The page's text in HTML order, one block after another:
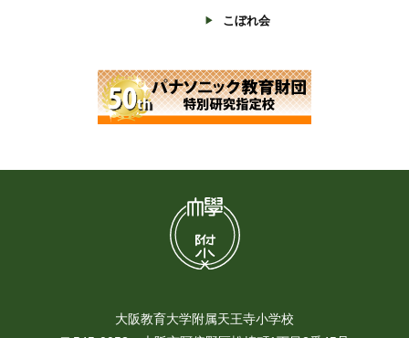
こぼれ会
大阪教育大学附属天王寺小学校